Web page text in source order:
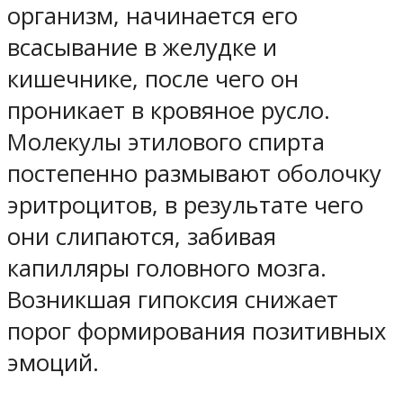
организм, начинается его
всасывание в желудке и
кишечнике, после чего он
проникает в кровяное русло.
Молекулы этилового спирта
постепенно размывают оболочку
эритроцитов, в результате чего
они слипаются, забивая
капилляры головного мозга.
Возникшая гипоксия снижает
порог формирования позитивных
эмоций.